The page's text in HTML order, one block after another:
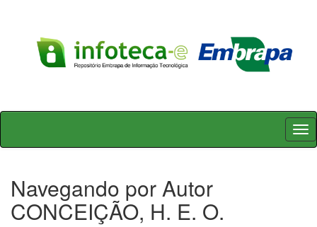
Skip
Navegando por Autor
CONCEIÇÃO, H. E. O.